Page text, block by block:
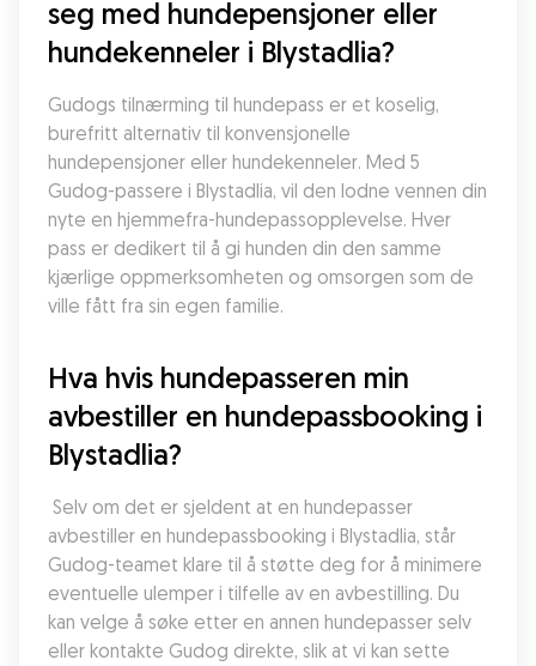
seg med hundepensjoner eller
hundekenneler i Blystadlia?
Gudogs tilnærming til hundepass er et koselig,
burefritt alternativ til konvensjonelle
hundepensjoner eller hundekenneler. Med 5
Gudog-passere i Blystadlia, vil den lodne vennen din
nyte en hjemmefra-hundepassopplevelse. Hver
pass er dedikert til å gi hunden din den samme
kjærlige oppmerksomheten og omsorgen som de
ville fått fra sin egen familie.
Hva hvis hundepasseren min
avbestiller en hundepassbooking i
Blystadlia?
avbestiller en hundepassbooking i Blystadlia, står
Gudog-teamet klare til å støtte deg for å minimere
eventuelle ulemper i tilfelle av en avbestilling. Du
kan velge å søke etter en annen hundepasser selv
eller kontakte Gudog direkte, slik at vi kan sette